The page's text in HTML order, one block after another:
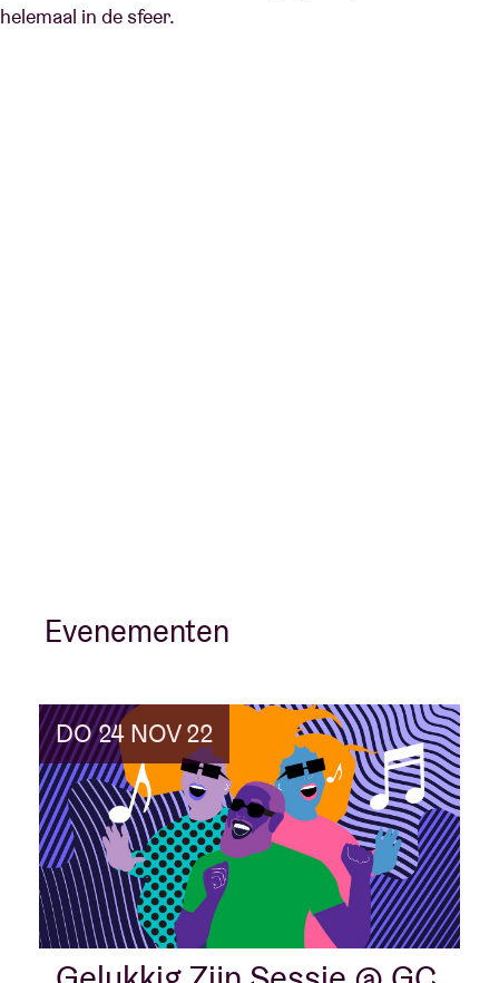
helemaal in de sfeer.
Evenementen
DO 24 NOV 22